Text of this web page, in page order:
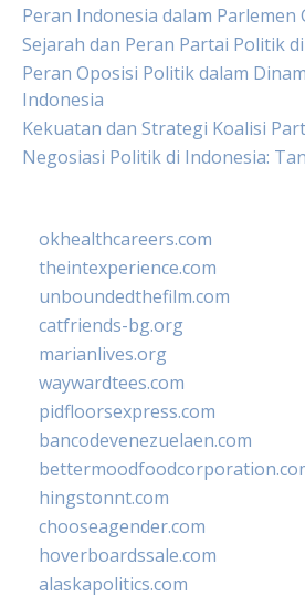
Peran Indonesia dalam Parlemen
Sejarah dan Peran Partai Politik
Peran Oposisi Politik dalam
Indonesia
Kekuatan dan Strategi Koalisi
Negosiasi Politik di Indonesia:
okhealthcareers.com
theintexperience.com
unboundedthefilm.com
catfriends-bg.org
marianlives.org
waywardtees.com
pidfloorsexpress.com
bancodevenezuelaen.com
hingstonnt.com
chooseagender.com
hoverboardssale.com
alaskapolitics.com